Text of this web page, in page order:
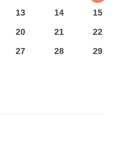
13 14
15
20 21
22
27 28
29